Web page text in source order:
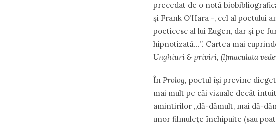
precedat de o notă
și Frank O’Hara -, cel al
poeticesc al lui Eugen, dar și pe
hipnotizată…”. Cartea mai
Unghiuri & priviri, (I)maculata
În Prolog, poetul își previne
mai mult pe căi vizuale decât
amintirilor „dă-dămult, mai dă-
unor filmulețe închipuite (sau